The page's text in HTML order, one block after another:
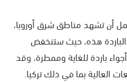
أن تشهد مناطق شرق أوروبا،
الباردة هذه، حيث ستنخفض
باردة للغاية وممطرة، وقد
العالية بما في ذلك تركيا.